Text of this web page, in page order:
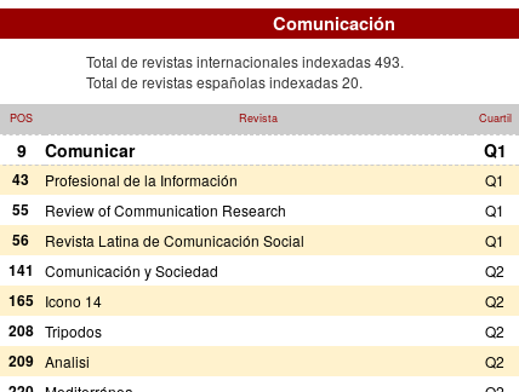
Comunicación
Total de revistas internacionales indexadas 493.
Total de revistas españolas indexadas 20.
POS Revista Cuartil
9 Comunicar Q1
43 Profesional de la Información Q1
55 Review of Communication Research Q1
56 Revista Latina de Comunicación Social Q1
141 Comunicación y Sociedad Q2
165 Icono 14 Q2
208 Tripodos Q2
209 Analisi Q2